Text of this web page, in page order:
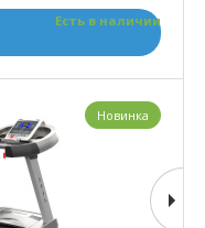
Есть в наличии
Новинка